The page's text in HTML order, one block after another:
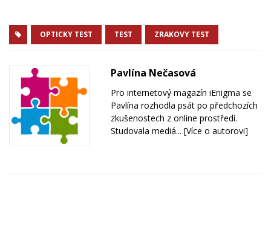
OPTICKY TEST TEST ZRAKOVY TEST
Pavlína Nečasová
Pro internetový magazín iEnigma se
Pavlína rozhodla psát po předchozích
zkušenostech z online prostředí.
Studovala mediá... [Více o autorovi]